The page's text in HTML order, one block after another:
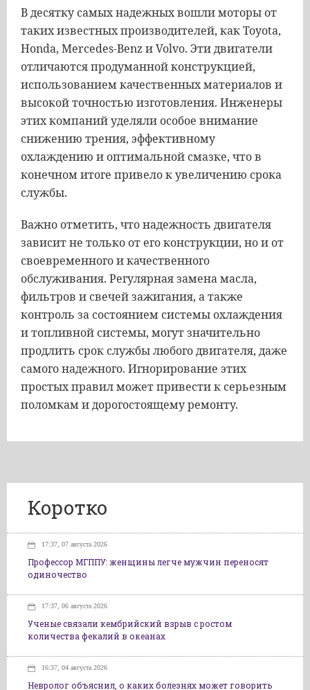
В десятку самых надежных вошли моторы от
таких известных производителей, как Toyota,
Honda, Mercedes-Benz и Volvo. Эти двигатели
отличаются продуманной конструкцией,
использованием качественных материалов и
высокой точностью изготовления. Инженеры
этих компаний уделяли особое внимание
снижению трения, эффективному
охлаждению и оптимальной смазке, что в
конечном итоге привело к увеличению срока
службы.
Важно отметить, что надежность двигателя
зависит не только от его конструкции, но и от
своевременного и качественного
обслуживания. Регулярная замена масла,
фильтров и свечей зажигания, а также
контроль за состоянием системы охлаждения
и топливной системы, могут значительно
продлить срок службы любого двигателя, даже
самого надежного. Игнорирование этих
простых правил может привести к серьезным
поломкам и дорогостоящему ремонту.
Коротко
17:37, 07 августа 2026
Профессор МГППУ: женщины легче мужчин переносят
одиночество
17:37, 06 августа 2026
Ученые связали кембрийский взрыв с ростом
количества фекалий в океанах
16:37, 04 августа 2026
Невролог объяснил, о каких болезнях может говорить